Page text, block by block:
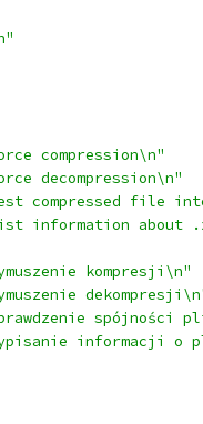
compression\n"
decompression\n"
file
about
kompresji\n"
spójności
informacji o